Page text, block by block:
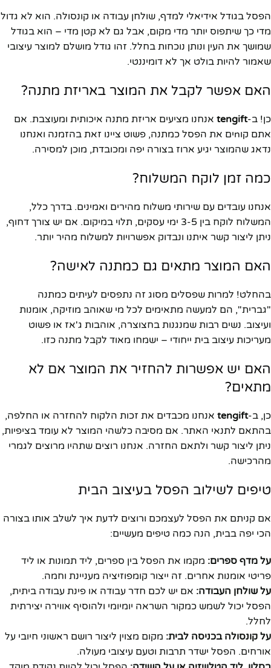
הפסל בגודל אידיאלי למדף, שולחן עבודה או קונסולה. הוא לא גדול
מדי כך שיתפוס יותר מדי מקום, אבל גם לא קטן מדי – הוא בגודל
שמושך את העין ונותן נוכחות בחלל. זהו גודל מושלם למוצר עיצובי
שאמור להיות בולט אך לא דומיננטי.
האם אפשר לקבל את המוצר באריזת מתנה?
כן! ב-tengift אנחנו מציעים אריזת מתנה איכותית ומעוצבת. אם
אתם קוnים את הפסל כמתנה, פשוט ציינו זאת בהזמנה ואנחנו
נדאג שהמוצר יגיע ארוז בצורה יפה ומכובדת, מוכן למסירה.
כמה זמן לוקח המשלוח?
אנחנו עובדים עם שירותי משלוח מהירים ואמינים. בדרך כלל,
המשלוח לוקח בין 3-5 ימי עסקים, תלוי במיקום. אם יש צורך דחוף,
ניתן ליצור קשר איתנו ונבדוק אפשרויות למשלוח מהיר יותר.
האם המוצר מתאים גם כמתנה לאישה?
בהחלט! למרות שפסלים מסוג זה נתפסים לעיתים כמתנה
"גברית", הם למעשה מתאימים לכל מי שאוהב מוזיקה, אומנות
ועיצוב. נשים רבות שמנגנות בחצוצרה, אוהבות ג'אז או פשוט
מעריכות עיצוב בית ייחודי – ישמחו מאוד לקבל מתנה כזו.
האם יש אפשרות להחזיר את המוצר אם לא
מתאים?
כן, ב-tengift אנחנו מכבדים את זכות הלקוח להחזרה או החלפה,
בהתאם לתנאי האתר. אם מסיבה כלשהי המוצר לא עומד בציפיות,
ניתן ליצור קשר ולתאם החזרה. אנחנו רוצים שתהיו מרוצים לגמרי
מהרכישה.
טיפים לשילוב הפסל בעיצוב הבית
אם קניתם את הפסל לעצמכם ורוצים לדעת איך לשלב אותו בצורה
הכי יפה בבית, הנה כמה טיפים מעשיים:
על מדף ספרים: מקמו את הפסל בין ספרים, ליד תמונות או ליד
פריטי אומנות אחרים. זה ייצור קומפוזיציה מעניינת וחמה.
על שולחן העבודה: אם יש לכם חדר עבודה או פינת עבודה ביתית,
הפסל יכול לשמש כמקור השראה יומיומי ולהוסיף אווירה יצירתית
לחלל.
על קונסולה בכניסה לבית: מקום מצוין ליצור רושם ראשוני חיובי על
אורחים. הפסל ישדר תרבות וטעם עיצובי מעולה.